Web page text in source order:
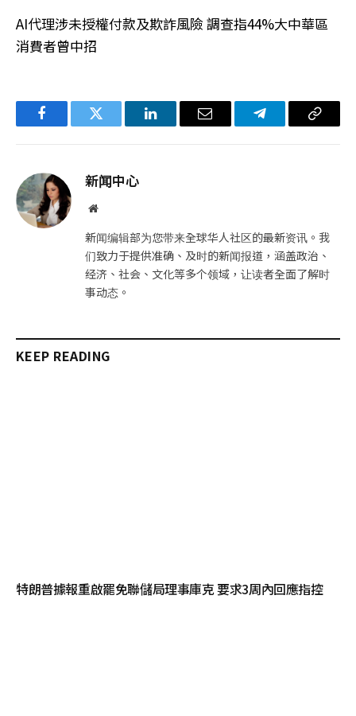
AI代理涉未授權付款及欺詐風險 調查指44%大中華區
消費者曾中招
FacebookTwitter LinkedIn电
Telegram复
新闻中心
网
新闻编辑部为您带来全球华人社区的最新资讯。我
们致力于提供准确、及时的新闻报道，涵盖政治、
经济、社会、文化等多个领域，让读者全面了解时
事动态。
KEEP READING
特朗普據報重啟罷免聯儲局理事庫克 要求3周內回應指控